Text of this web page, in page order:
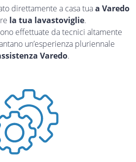
direttamente a casa tuaa Varedo
la tua lavastoviglie.
effettuate da tecnici altamente
un’esperienza pluriennale
Varedo.